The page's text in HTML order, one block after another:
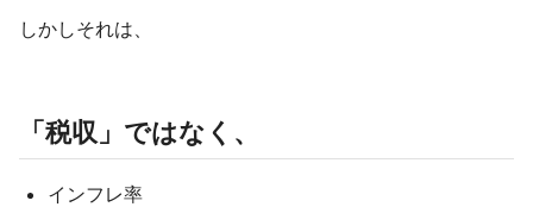
しかしそれは、
「税収」ではなく、
インフレ率